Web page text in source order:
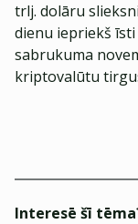
trlj. dolāru
dienu iepriekš
sabrukuma
kriptovalūtu
Interesē šī